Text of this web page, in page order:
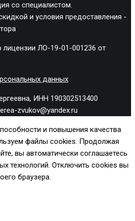
со специалистом.
и условия предоставления -
лицензии ЛО-19-01-001236 от
данных
ИНН 190302513400
zvukov@yandex.ru
и повышения качества
файлы cookies. Продолжая
вы автоматически соглашаетесь
технологий. Отключить cookies вы
браузера.